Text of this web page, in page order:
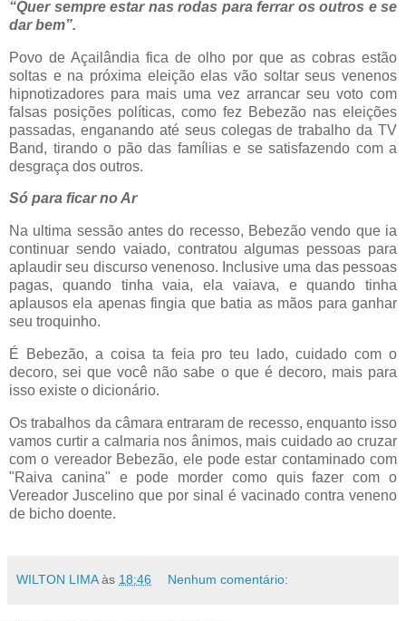
“Quer sempre estar nas rodas para ferrar os outros e se
dar bem”.
Povo de Açailândia fica de olho por que as cobras estão
soltas e na próxima eleição elas vão soltar seus venenos
hipnotizadores para mais uma vez arrancar seu voto com
falsas posições políticas, como fez Bebezão nas eleições
passadas, enganando até seus colegas de trabalho da TV
Band, tirando o pão das famílias e se satisfazendo com a
desgraça dos outros.
Só para ficar no Ar
Na ultima sessão antes do recesso, Bebezão vendo que ia
continuar sendo vaiado, contratou algumas pessoas para
aplaudir seu discurso venenoso. Inclusive uma das pessoas
pagas, quando tinha vaia, ela vaiava, e quando tinha
aplausos ela apenas fingia que batia as mãos para ganhar
seu troquinho.
É Bebezão, a coisa ta feia pro teu lado, cuidado com o
decoro, sei que você não sabe o que é decoro, mais para
isso existe o dicionário.
Os trabalhos da câmara entraram de recesso, enquanto isso
vamos curtir a calmaria nos ânimos, mais cuidado ao cruzar
com o vereador Bebezão, ele pode estar contaminado com
"Raiva canina" e pode morder como quis fazer com o
Vereador Juscelino que por sinal é vacinado contra veneno
de bicho doente.
WILTON LIMA às 18:46 Nenhum comentário: